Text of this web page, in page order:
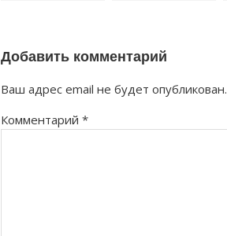
Добавить комментарий
Ваш адрес email не будет опубликован.
Комментарий *